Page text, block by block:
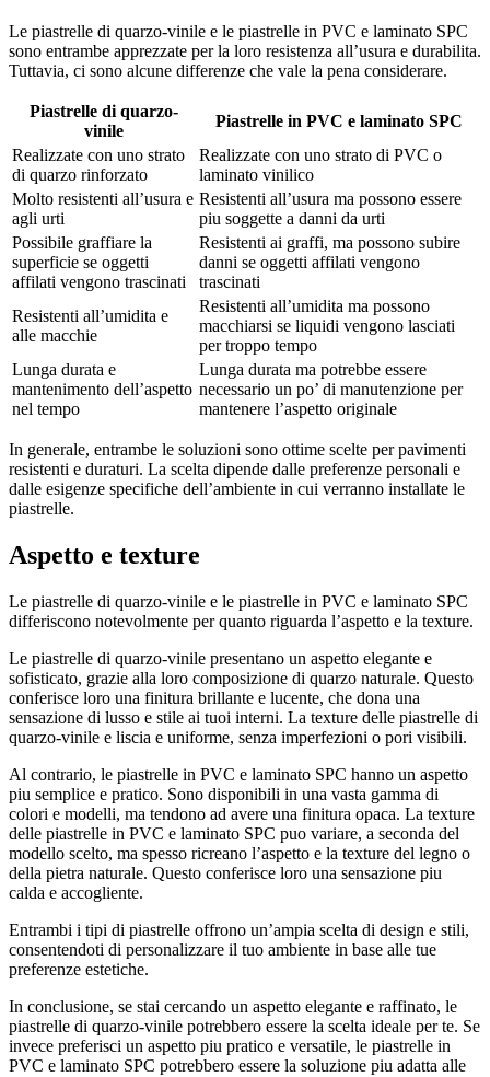
Le piastrelle di quarzo-vinile e le piastrelle in PVC e laminato SPC
sono entrambe apprezzate per la loro resistenza all’usura e durabilita.
Tuttavia, ci sono alcune differenze che vale la pena considerare.
Piastrelle di quarzo-
vinile
Piastrelle in PVC e laminato SPC
Realizzate con uno strato
di quarzo rinforzato
Realizzate con uno strato di PVC o
laminato vinilico
Molto resistenti all’usura e
agli urti
Resistenti all’usura ma possono essere
piu soggette a danni da urti
Possibile graffiare la
superficie se oggetti
affilati vengono trascinati
Resistenti ai graffi, ma possono subire
danni se oggetti affilati vengono
trascinati
Resistenti all’umidita e
alle macchie
Resistenti all’umidita ma possono
macchiarsi se liquidi vengono lasciati
per troppo tempo
Lunga durata e
mantenimento dell’aspetto
nel tempo
Lunga durata ma potrebbe essere
necessario un po’ di manutenzione per
mantenere l’aspetto originale
In generale, entrambe le soluzioni sono ottime scelte per pavimenti
resistenti e duraturi. La scelta dipende dalle preferenze personali e
dalle esigenze specifiche dell’ambiente in cui verranno installate le
piastrelle.
Aspetto e texture
Le piastrelle di quarzo-vinile e le piastrelle in PVC e laminato SPC
differiscono notevolmente per quanto riguarda l’aspetto e la texture.
Le piastrelle di quarzo-vinile presentano un aspetto elegante e
sofisticato, grazie alla loro composizione di quarzo naturale. Questo
conferisce loro una finitura brillante e lucente, che dona una
sensazione di lusso e stile ai tuoi interni. La texture delle piastrelle di
quarzo-vinile e liscia e uniforme, senza imperfezioni o pori visibili.
Al contrario, le piastrelle in PVC e laminato SPC hanno un aspetto
piu semplice e pratico. Sono disponibili in una vasta gamma di
colori e modelli, ma tendono ad avere una finitura opaca. La texture
delle piastrelle in PVC e laminato SPC puo variare, a seconda del
modello scelto, ma spesso ricreano l’aspetto e la texture del legno o
della pietra naturale. Questo conferisce loro una sensazione piu
calda e accogliente.
Entrambi i tipi di piastrelle offrono un’ampia scelta di design e stili,
consentendoti di personalizzare il tuo ambiente in base alle tue
preferenze estetiche.
In conclusione, se stai cercando un aspetto elegante e raffinato, le
piastrelle di quarzo-vinile potrebbero essere la scelta ideale per te. Se
invece preferisci un aspetto piu pratico e versatile, le piastrelle in
PVC e laminato SPC potrebbero essere la soluzione piu adatta alle